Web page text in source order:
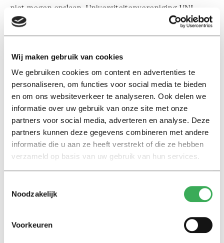
Wij maken gebruik van cookies
We gebruiken cookies om content en advertenties te
personaliseren, om functies voor social media te bieden
en om ons websiteverkeer te analyseren. Ook delen we
informatie over uw gebruik van onze site met onze
partners voor social media, adverteren en analyse. Deze
partners kunnen deze gegevens combineren met andere
informatie die u aan ze heeft verstrekt of die ze hebben
verzameld op basis van uw gebruik van hun services.
Noodzakelijk
Voorkeuren
niet mogen opslaan. Universiteitenvereniging UNL
erkent de risico’s die komen kijken bij de afhankelijkheid
van de bedrijven, maar vindt niet dat het gebruik van de
vereniging wil academische waarden collectief
afdwingen in contracten met de techgiganten.
De Tweede Kamer toonde zich vorig jaarbezorgdover
de invloed van techbedrijven in het hoger onderwijs en
onderzoek. In maart dit jaar
de instellingen
te gaan samenwerken op het gebied van digitale
leermaterialen. Ze willen de privacy en veiligheid van
hadden daar al eerder op aangedrongen.
hebben naar aanleiding van het artikel